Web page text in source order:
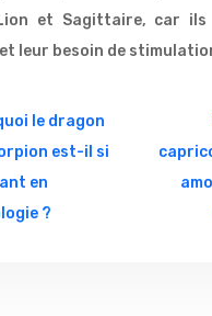
et Sagittaire, car
leur besoin de
le dragon
est-il si
en
?